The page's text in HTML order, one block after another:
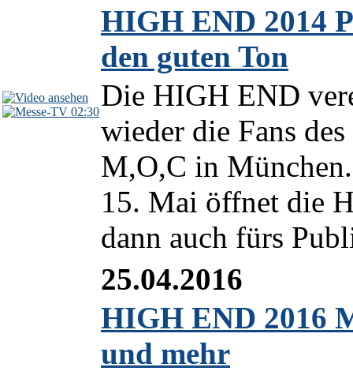
02:30
HIGH END 2014
den guten Ton
Die HIGH END
wieder die Fans
M,O,C in
15. Mai öffnet die
dann auch fürs
25.04.2016
HIGH END 2016
und mehr